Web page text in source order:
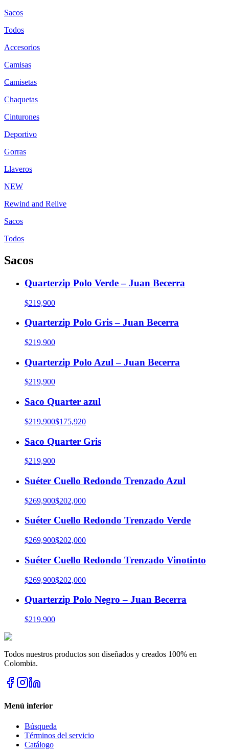
Sacos
Todos
Accesorios
Camisas
Camisetas
Chaquetas
Cinturones
Deportivo
Gorras
Llaveros
NEW
Rewind and Relive
Sacos
Todos
Sacos
Quarterzip Polo Verde – Juan Becerra
$219,900
Quarterzip Polo Gris – Juan Becerra
$219,900
Quarterzip Polo Azul – Juan Becerra
$219,900
Saco Quarter azul
$219,900$175,920
Saco Quarter Gris
$219,900
Suéter Cuello Redondo Trenzado Azul
$269,900$202,000
Suéter Cuello Redondo Trenzado Verde
$269,900$202,000
Suéter Cuello Redondo Trenzado Vinotinto
$269,900$202,000
Quarterzip Polo Negro – Juan Becerra
$219,900
Todos nuestros productos son diseñados y creados 100% en
Colombia.
Menú inferior
Búsqueda
Términos del servicio
Catálogo